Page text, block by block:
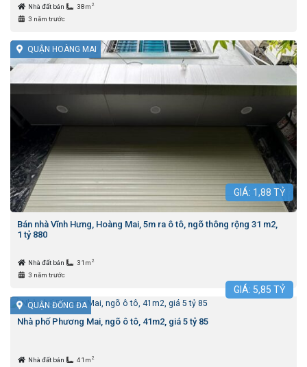
Nhà đất bán 38m 2
3 năm trước
QUẬN HOÀNG MAI
GIÁ: 1,88 TỶ
Bán nhà Vĩnh Hưng, Hoàng Mai, 5m ra ô tô, ngõ thông rộng 31 m2,
1 tỷ 880
Nhà đất bán 31m 2
3 năm trước
QUẬN ĐỐNG ĐA
GIÁ: 5,85 TỶ
Nhà phố Phương Mai, ngõ ô tô, 41m2, giá 5 tỷ 85
Nhà đất bán 41m 2